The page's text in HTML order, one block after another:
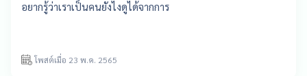
อยากรู้ว่าเราเป็นคนยังไงดูได้จากการ
โพสต์เมื่อ 23 พ.ค. 2565